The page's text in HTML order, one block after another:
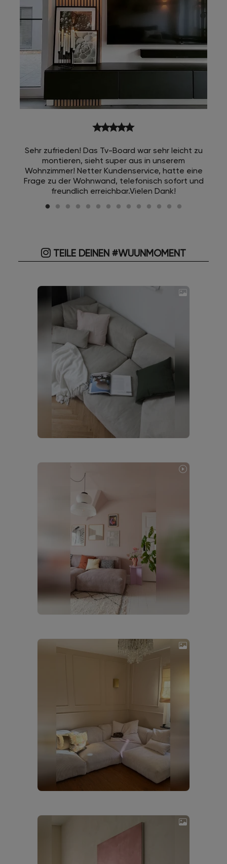
starstarstarstarstar
Sehr zufrieden! Das Tv-Board war sehr leicht zu
montieren, sieht super aus in unserem
Wohnzimmer! Netter Kundenservice, hatte eine
Frage zu der Wohnwand, telefonisch sofort und
freundlich erreichbar.Vielen Dank!
TEILE DEINEN #WUUNMOMENT